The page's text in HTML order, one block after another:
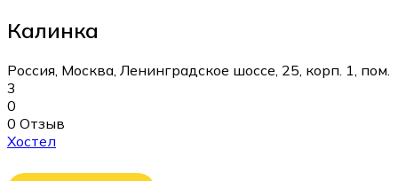
Калинка
Россия, Москва, Ленинградское шоссе, 25, корп. 1, пом.
3
0
0 Отзыв
Хостел